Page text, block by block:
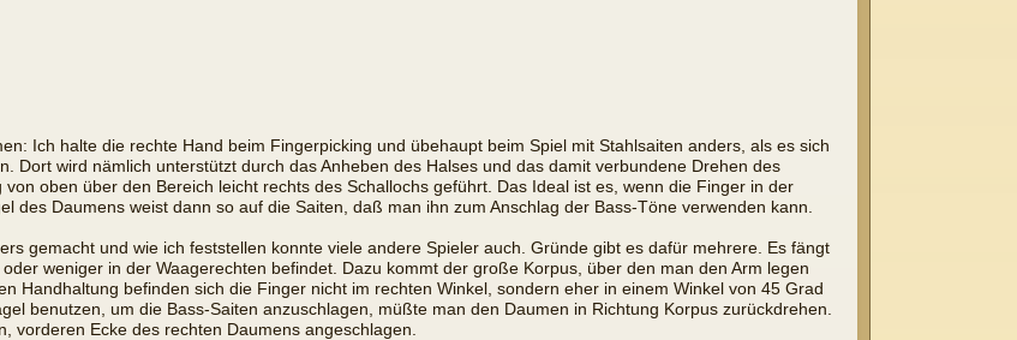
Ich halte die rechte Hand beim Fingerpicking und übehaupt beim Spiel mit Stahlsaiten anders, als es sich
Dort wird nämlich unterstützt durch das Anheben des Halses und das damit verbundene Drehen des
oben über den Bereich leicht rechts des Schallochs geführt. Das Ideal ist es, wenn die Finger in der
des Daumens weist dann so auf die Saiten, daß man ihn zum Anschlag der Bass-Töne verwenden kann.
gemacht und wie ich feststellen konnte viele andere Spieler auch. Gründe gibt es dafür mehrere. Es fängt
weniger in der Waagerechten befindet. Dazu kommt der große Korpus, über den man den Arm legen
Handhaltung befinden sich die Finger nicht im rechten Winkel, sondern eher in einem Winkel von 45 Grad
benutzen, um die Bass-Saiten anzuschlagen, müßte man den Daumen in Richtung Korpus zurückdrehen.
vorderen Ecke des rechten Daumens angeschlagen.